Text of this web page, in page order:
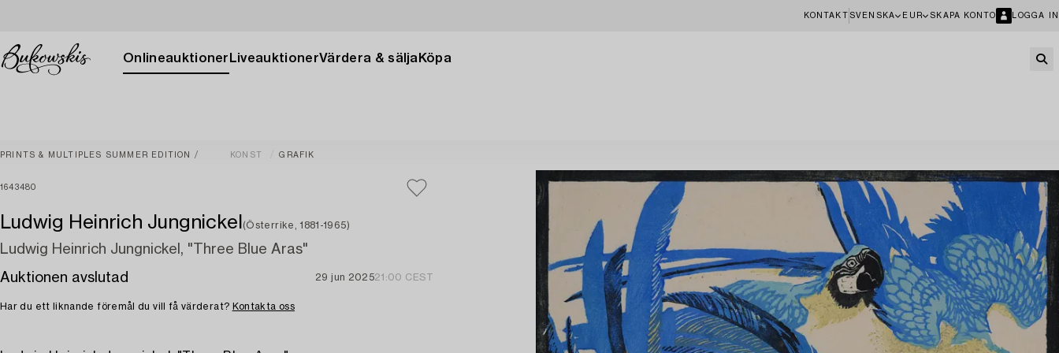
KONTAKT SVENSKA EUR SKAPA KONTO LOGGA IN
Onlineauktioner LiveauktionerVärdera & sälja Köpa
PRINTS & MULTIPLES SUMMER EDITION KONST GRAFIK
1643480
Ludwig Heinrich Jungnickel (Österrike, 1881-1965)
Ludwig Heinrich Jungnickel, "Three Blue Aras"
Auktionen avslutad
29 jun 202521:00 CEST
Har du ett liknande föremål du vill få värderat? Kontakta oss